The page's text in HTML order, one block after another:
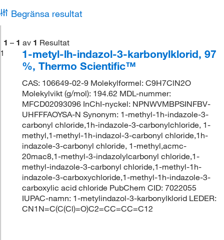
Begränsa resultat
1 – 1 av 1 Resultat
1
1-metyl-lh-indazol-3-karbonylklorid, 97
%, Thermo Scientific™
CAS: 106649-02-9 Molekylformel: C9H7ClN2O
Molekylvikt (g/mol): 194.62 MDL-nummer:
MFCD02093096 InChI-nyckel: NPNWVMBPSINFBV-
UHFFFAOYSA-N Synonym: 1-methyl-1h-indazole-3-
carbonyl chloride,1h-indazole-3-carbonylchloride, 1-
methyl,1-methyl-1h-indazol-3-carbonyl chloride,1h-
indazole-3-carbonyl chloride, 1-methyl,acmc-
20mac8,1-methyl-3-indazolylcarbonyl chloride,1-
methyl-indazole-3-carbonyl chloride,1-methyl-1h-
indazole-3-carboxychloride,1-methyl-1h-indazole-3-
carboxylic acid chloride PubChem CID: 7022055
IUPAC-namn: 1-metylindazol-3-karbonylklorid LEDER:
CN1N=C(C(Cl)=O)C2=CC=CC=C12